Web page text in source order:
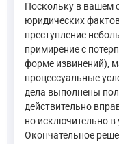
Поскольку в вашем
юридических
преступление
примирение с
форме извинений),
процессуальные
дела выполнены
действительно
но исключительно
Окончательное